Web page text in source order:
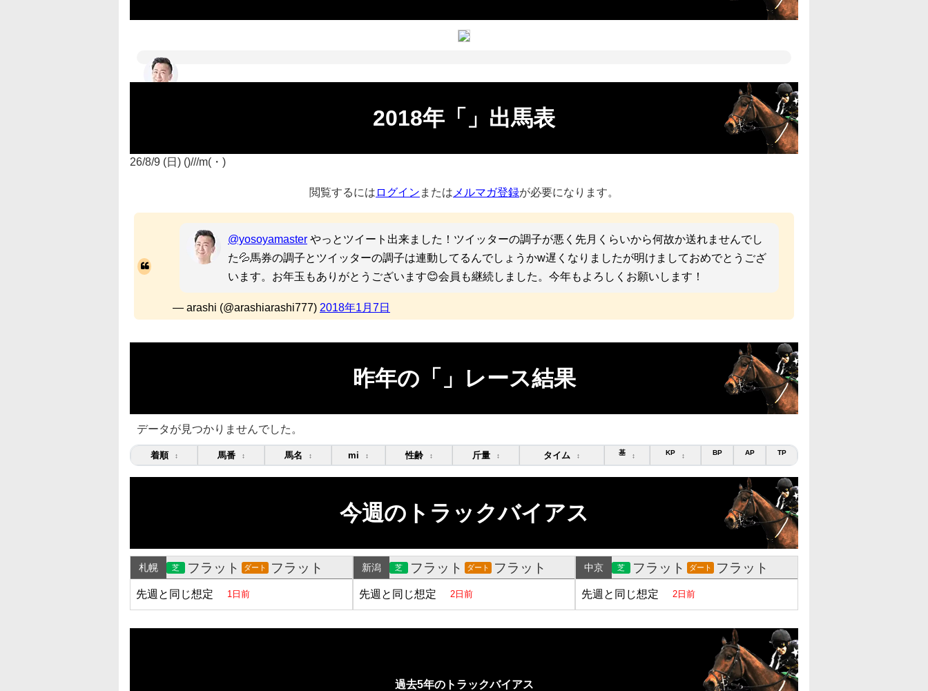
2018年「」出馬表
26/8/9 (日) ()///m(・)
閲覧するには ログイン または メルマガ登録が必要になります。
@yosoyamaster やっとツイート出来ました！ツイッターの調子が悪く先月くらいから何故か送れませんでし
た💦馬券の調子とツイッターの調子は連動してるんでしょうかw遅くなりましたが明けましておめでとうござ
います。お年玉もありがとうございます😊会員も継続しました。今年もよろしくお願いします！
— arashi (@arashiarashi777) 2018年1月7日
昨年の「」レース結果
データが見つかりませんでした。
着順 ↕ 馬番 ↕ 馬名 ↕ mi ↕ 性齢 ↕ 斤量 ↕ タイム ↕ 基 ↕ KP ↕ BP AP TP
今週のトラックバイアス
札幌 芝 フラット ダート フラット
先週と同じ想定 1日前
新潟 芝 フラット ダート フラット
先週と同じ想定 2日前
中京 芝 フラット ダート フラット
先週と同じ想定 2日前
過去5年のトラックバイアス